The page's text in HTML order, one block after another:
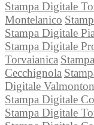
Stampa Digitale
Montelanico
Stampa Digitale
Stampa Digitale
Torvaianica
Cecchignola
Digitale
Stampa Digitale
Stampa Digitale